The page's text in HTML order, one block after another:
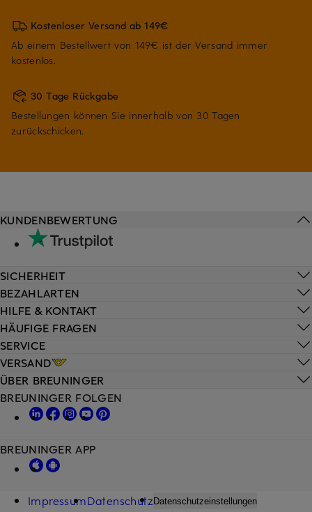
Kostenloser Versand ab 149€
Ab einem Bestellwert von 149€ ist der Versand immer
kostenlos.
30 Tage Rückgabe
Bestellungen können Sie innerhalb von 30 Tagen
zurückschicken.
HILFE & KONTAKT
HÄUFIGE FRAGEN
SERVICE
VERSAND
KUNDENBEWERTUNG
SICHERHEIT
BEZAHLARTEN
ÜBER BREUNINGER
BREUNINGER FOLGEN
BREUNINGER APP
ImpressumDatenschutz Datenschutzeinstellungen